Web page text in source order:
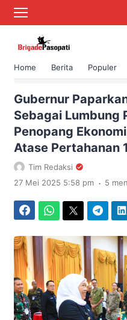
Home Berita Populer
›
Gubernur
Sebagai Lumbung
Penopang
Atase Pertahanan
Tim Redaksi
27 Mei 2025 5:58 pm . 5